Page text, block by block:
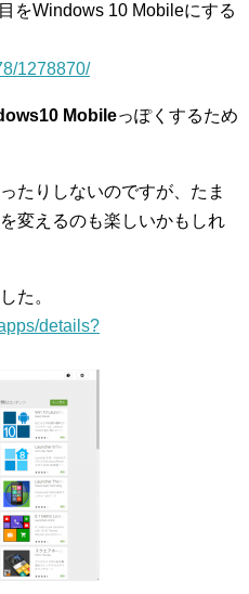
をWindows 10 Mobileにする
1278870/
Mobileっぽくするため
たりしないのですが、たま
変えるのも楽しいかもしれ
た。
details?